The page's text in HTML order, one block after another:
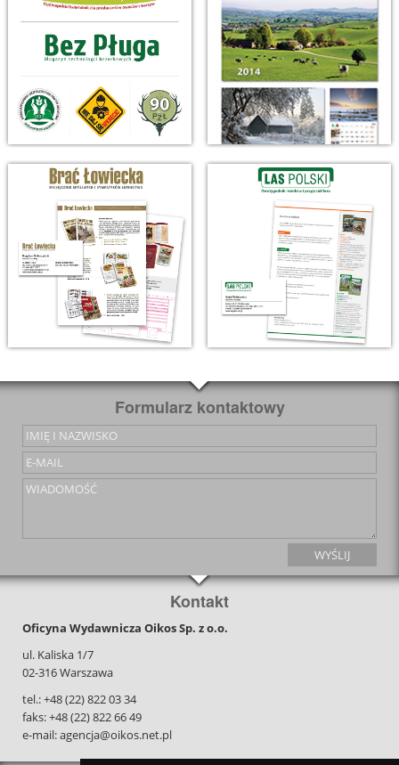
Formularz kontaktowy
Kontakt
Oficyna Wydawnicza Oikos Sp. z o.o.
ul. Kaliska 1/7
02-316 Warszawa
tel.: +48 (22) 822 03 34
faks: +48 (22) 822 66 49
e-mail: agencja@oikos.net.pl